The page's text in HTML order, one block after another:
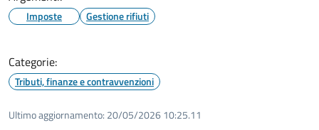
Imposte Gestione rifiuti
Categorie:
Tributi, finanze e contravvenzioni
Ultimo aggiornamento: 20/05/2026 10:25.11